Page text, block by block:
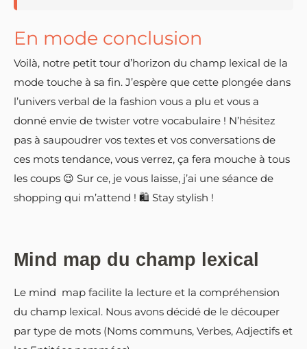
En mode conclusion
Voilà, notre petit tour d’horizon du champ lexical de la
mode touche à sa fin. J’espère que cette plongée dans
l’univers verbal de la fashion vous a plu et vous a
donné envie de twister votre vocabulaire ! N’hésitez
pas à saupoudrer vos textes et vos conversations de
ces mots tendance, vous verrez, ça fera mouche à tous
les coups 😉 Sur ce, je vous laisse, j’ai une séance de
shopping qui m’attend ! 🛍 Stay stylish !
Mind map du champ lexical
Le mind map facilite la lecture et la compréhension
du champ lexical. Nous avons décidé de le découper
par type de mots (Noms communs, Verbes, Adjectifs et